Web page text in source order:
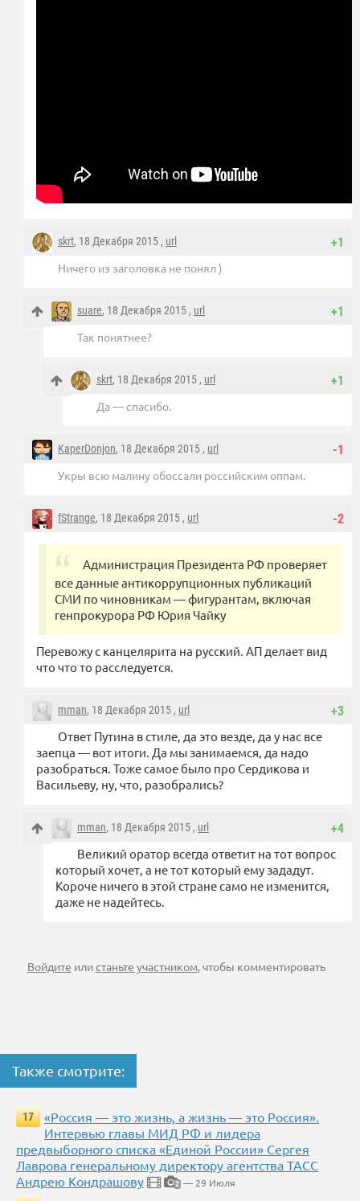
+1
skrt, 18 Декабря 2015 , url
Ничего из заголовка не понял )
+1
suare, 18 Декабря 2015 , url
Так понятнее?
+1
skrt, 18 Декабря 2015 , url
Да — спасибо.
-1
KaperDonjon, 18 Декабря 2015 , url
Укры всю малину обоссали российским оппам.
-2
fStrange, 18 Декабря 2015 , url
Администрация Президента РФ проверяет
все данные антикоррупционных публикаций
СМИ по чиновникам — фигурантам, включая
генпрокурора РФ Юрия Чайку
Перевожу с канцелярита на русский. АП делает вид
что что то расследуется.
+3
mman, 18 Декабря 2015 , url
Ответ Путина в стиле, да это везде, да у нас все
заепца — вот итоги. Да мы занимаемся, да надо
разобраться. Тоже самое было про Сердикова и
Васильеву, ну, что, разобрались?
+4
mman, 18 Декабря 2015 , url
Великий оратор всегда ответит на тот вопрос
который хочет, а не тот который ему зададут.
Короче ничего в этой стране само не изменится,
даже не надейтесь.
Войдите илистаньте участником, чтобы комментировать
Также смотрите:
17
«Россия — это жизнь, а жизнь — это Россия».
Интервью главы МИД РФ и лидера
предвыборного списка «Единой России» Сергея
Лаврова генеральному директору агентства ТАСС
Андрею Кондрашову
2 — 29 Июля